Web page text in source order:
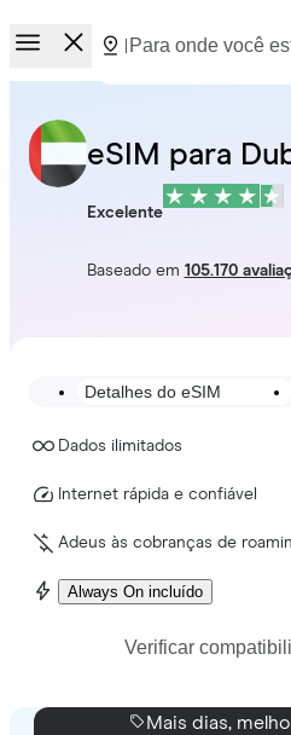
eSIM para
Excelente
Baseado em 105.170
Detalhes do eSIM
Dados ilimitados
Internet rápida e confiável
Adeus às cobranças de
Always On incluído
Verificar
Mais dias,